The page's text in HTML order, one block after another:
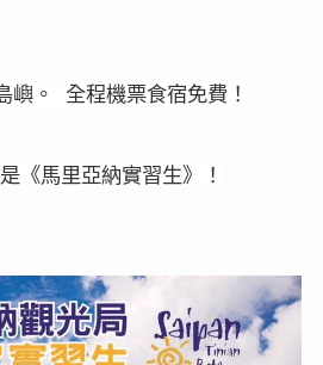
嶼。 全程機票食宿免費！
《馬里亞納實習生》！